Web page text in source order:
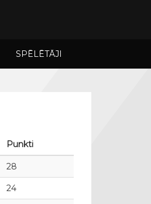
SPĒLĒTĀJI
Punkti
28
24